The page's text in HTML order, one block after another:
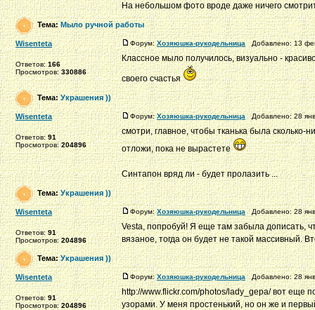
На небольшом фото вроде даже ничего
Тема:Мыло ручной работы
Wisenteta
Ответов:166
Просмотров:330886
Форум:Хозяюшка-рукодельницаДобавлено: 13
Классное мыло получилось, визуально -
своего счастья
Тема:Украшения ))
Wisenteta
Ответов:91
Просмотров:204896
Форум:Хозяюшка-рукодельницаДобавлено: 28
смотри, главное, чтобы тканька была сколько-
отложи, пока не вырастете
Синтапон вряд ли - будет пролазить ...
Тема:Украшения ))
Wisenteta
Ответов:91
Просмотров:204896
Форум:Хозяюшка-рукодельницаДобавлено: 28
Vesta, попробуй! Я еще там забыла дописать,
вязаное, тогда он будет не такой массивный.
Тема:Украшения ))
Wisenteta
Ответов:91
Просмотров:204896
Форум:Хозяюшка-рукодельницаДобавлено: 28
http://www.flickr.com/photos/lady_gepa/ вот еще
узорами. У меня простенький, но он же и